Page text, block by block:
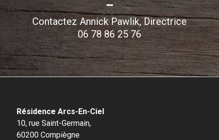
Contactez Annick Pawlik, Directrice
06 78 86 25 76
Résidence Arcs-En-Ciel
10, rue Saint-Germain,
60200 Compiègne